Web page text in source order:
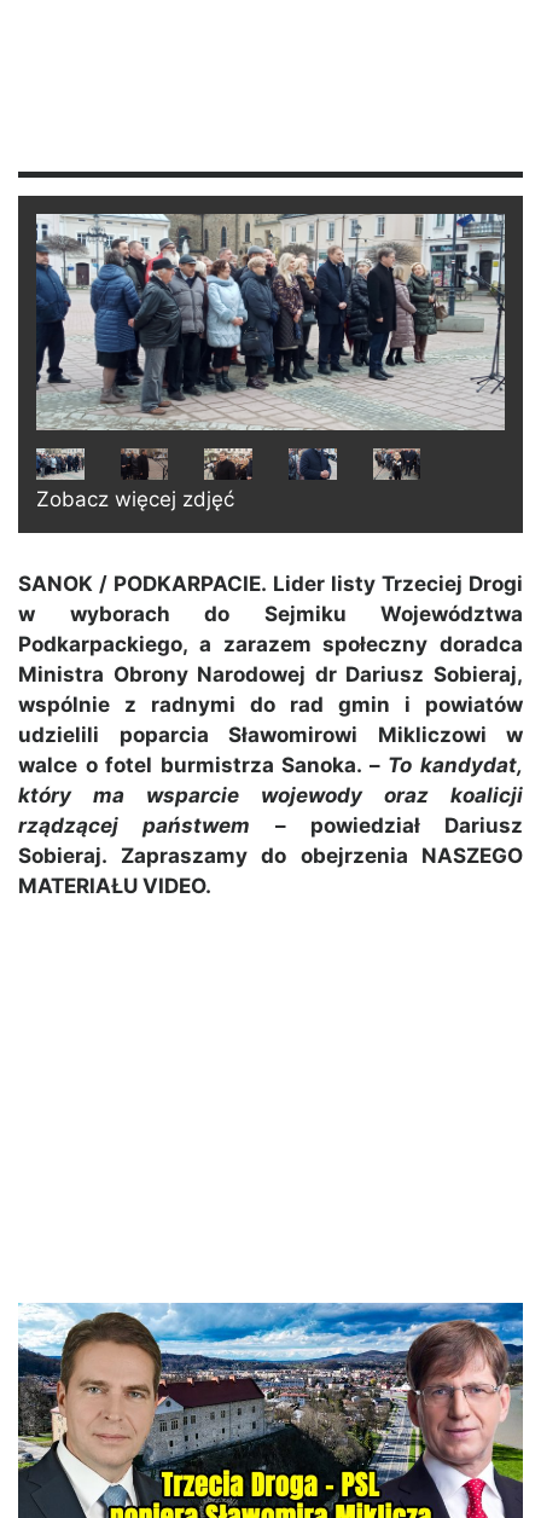
Zobacz więcej zdjęć
SANOK / PODKARPACIE. Lider listy Trzeciej Drogi
w wyborach do Sejmiku Województwa
Podkarpackiego, a zarazem społeczny doradca
Ministra Obrony Narodowej dr Dariusz Sobieraj,
wspólnie z radnymi do rad gmin i powiatów
udzielili poparcia Sławomirowi Mikliczowi w
walce o fotel burmistrza Sanoka. – To kandydat,
który ma wsparcie wojewody oraz koalicji
rządzącej państwem – powiedział Dariusz
Sobieraj. Zapraszamy do obejrzenia NASZEGO
MATERIAŁU VIDEO.